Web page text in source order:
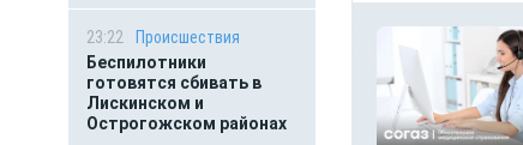
23:22
Происшествия
Беспилотники
готовятся сбивать в
Лискинском и
Острогожском районах